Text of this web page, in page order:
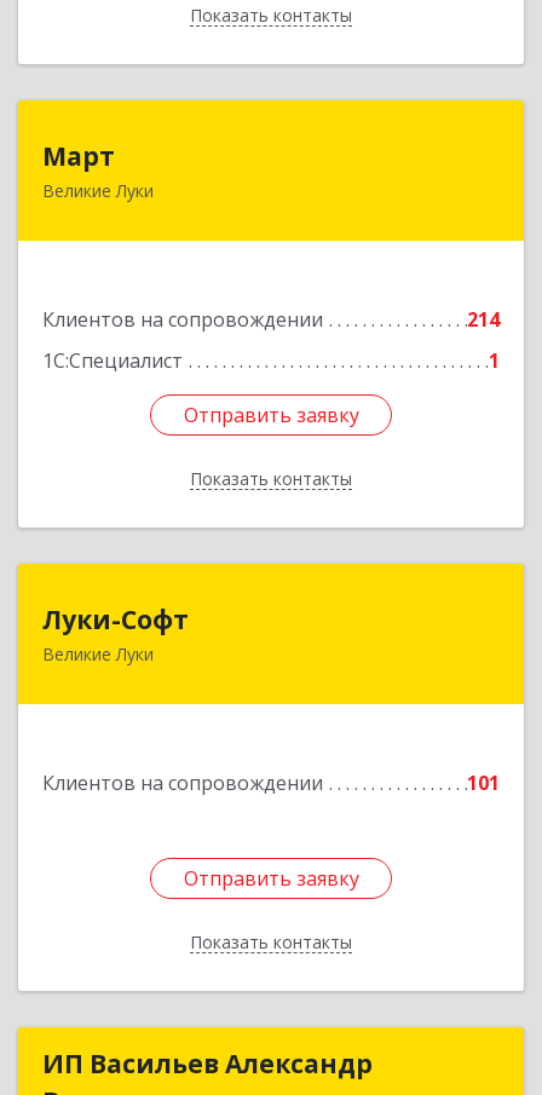
Показать контакты
Назад
Март
Великие Луки
Клиентов на сопровождении
214
1С:Специалист
1
Отправить заявку
Показать контакты
182113, Псковская обл, Великие Луки г,
Отправить заявку
Назад
Луки-Софт
Великие Луки
Клиентов на сопровождении 101
Отправить заявку
Показать контакты
182113, Псковская обл, Великие Луки г,
Отправить заявку
Назад
ИП Васильев Александр
ИП Васильев Александр